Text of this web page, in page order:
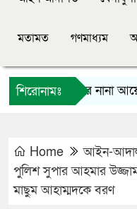
মতামত গণমাধ্যম
শিরোনামঃ
ফুলপুরে নানা
Home আইন-
পুলিশ সুপার আহমার
মাছুম আহাম্মদকে বরণ